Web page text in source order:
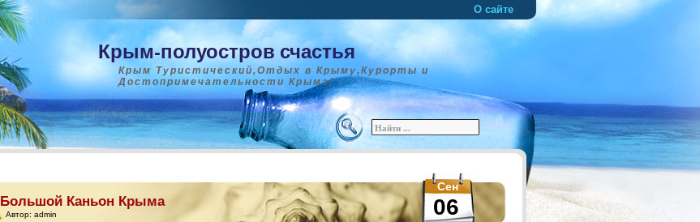
О сайте
Крым-полуостров счастья
Крым Туристический,Отдых в Крыму,Курорты и
Достопримечательности Крыма!
Большой Каньон Крыма
Автор: admin
Сен
06